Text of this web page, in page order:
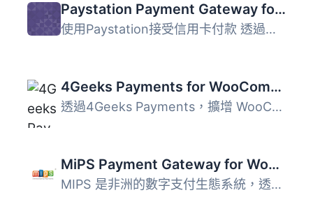
Paystation Payment Gateway for woocommerce
使用Paystation接受信用卡付款 透過我們的安全託管付款頁面，...
4Geeks Payments for WooCommerce
透過4Geeks Payments，擴增 WooCommerce 線上收款功能，只需...
MiPS Payment Gateway for WooCommerce
MIPS 是非洲的數字支付生態系統，透過一個 WooCommerce 整合...